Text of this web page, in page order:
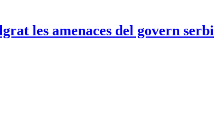
les amenaces del govern serbi